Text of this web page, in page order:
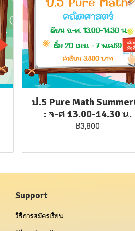
ป.5 Pure Math
: จ-ศ 13.00-14.30 น.
฿3,800
Support
วิธีการสมัครเรียน